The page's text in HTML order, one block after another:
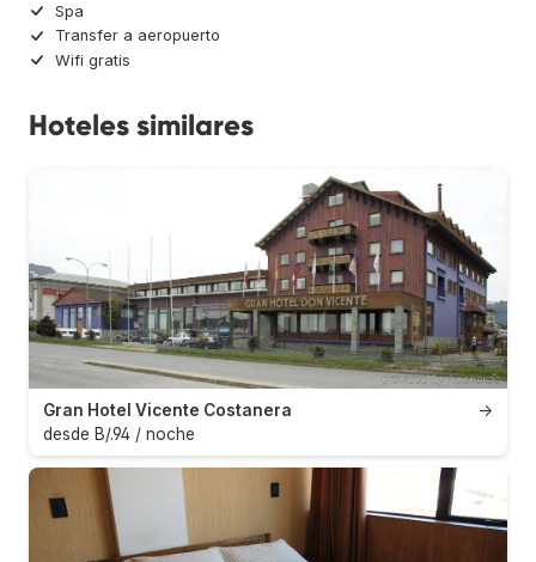
Spa
Transfer a aeropuerto
Wifi gratis
Hoteles similares
→
Gran Hotel Vicente Costanera
desde B/.94 / noche